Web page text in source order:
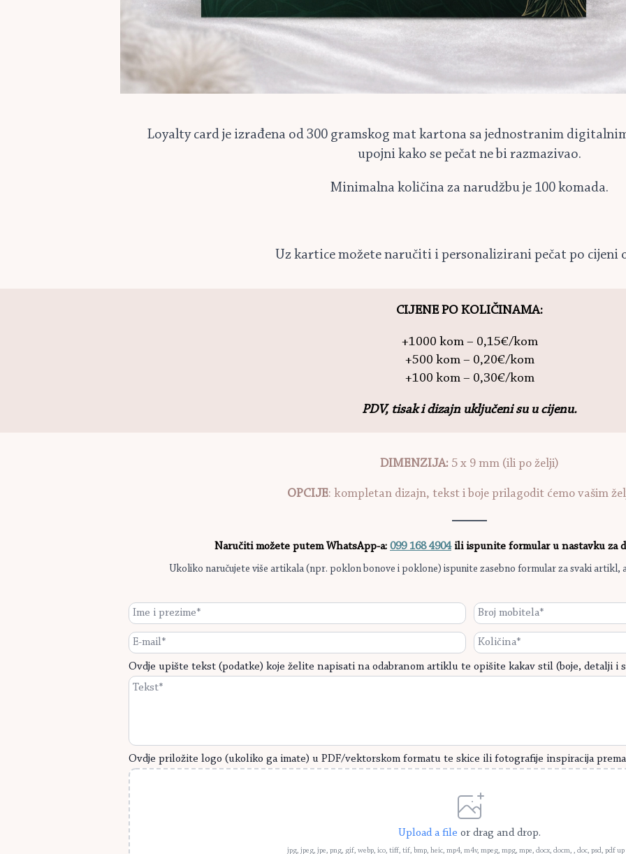
Loyalty card je izrađena od 300 gramskog mat kartona sa jednostranim
upojni kako se pečat ne bi razmazivao.
Minimalna količina za narudžbu je 100 komada.
Uz kartice možete naručiti i personalizirani pečat po cijeni
CIJENE PO KOLIČINAMA:
+1000 kom – 0,15€/kom
+500 kom – 0,20€/kom
+100 kom – 0,30€/kom
PDV, tisak i dizajn uključeni su u cijenu.
DIMENZIJA: 5 x 9 mm (ili po želji)
OPCIJE: kompletan dizajn, tekst i boje prilagodit ćemo vašim
Naručiti možete putem WhatsApp-a: 099 168 4904ili ispunite formular u nastavku za
Ukoliko naručujete više artikala (npr. poklon bonove i poklone) ispunite zasebno formular za svaki artikl,
Ime
i
prezime
*
Broje
mobitela
*
E-
mail
*
Količina
Ovdje upište tekst (podatke) koje želite napisati na odabranom artiklu te opišite kakav stil (boje, detalji i
Ovdje priložite logo (ukoliko ga imate) u PDF/vektorskom formatu te skice ili fotografije inspiracija prema
Upload a file or drag and drop.
jpg, jpeg, jpe, png, gif, webp, ico, tiff, tif, bmp, heic, mp4, m4v, mpeg, mpg, mpe, docx, docm, , doc, psd, pdf